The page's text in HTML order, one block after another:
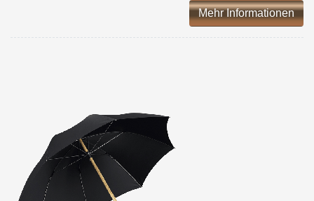
Mehr Informationen